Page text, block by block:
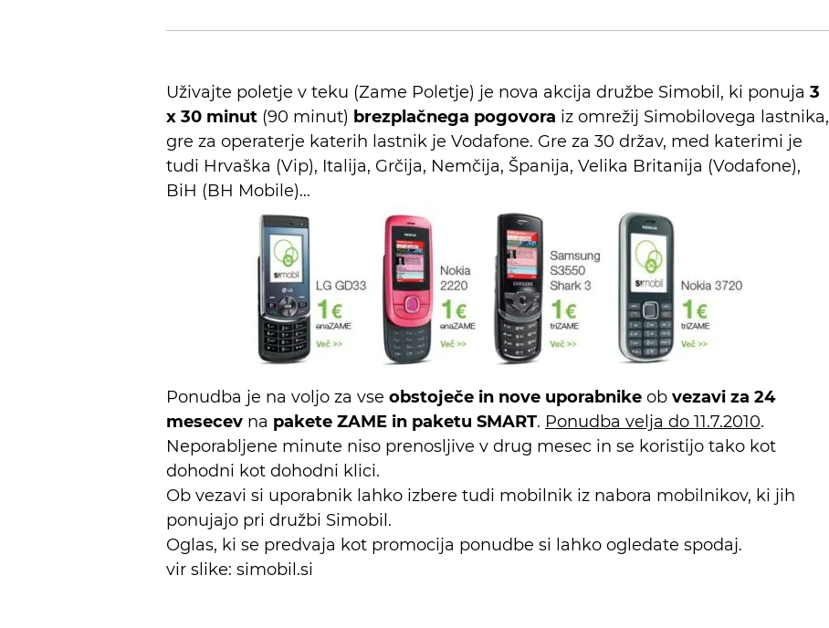
Uživajte poletje v teku (Zame Poletje) je nova akcija družbe Simobil, ki ponuja 3
x 30 minut (90 minut) brezplačnega pogovora iz omrežij Simobilovega lastnika,
gre za operaterje katerih lastnik je Vodafone. Gre za 30 držav, med katerimi je
tudi Hrvaška (Vip), Italija, Grčija, Nemčija, Španija, Velika Britanija (Vodafone),
BiH (BH Mobile)…
Ponudba je na voljo za vse obstoječe in nove uporabnike ob vezavi za 24
mesecev na pakete ZAME in paketu SMART. Ponudba velja do 11.7.2010.
Neporabljene minute niso prenosljive v drug mesec in se koristijo tako kot
dohodni kot dohodni klici.
Ob vezavi si uporabnik lahko izbere tudi mobilnik iz nabora mobilnikov, ki jih
ponujajo pri družbi Simobil.
Oglas, ki se predvaja kot promocija ponudbe si lahko ogledate spodaj.
vir slike: simobil.si